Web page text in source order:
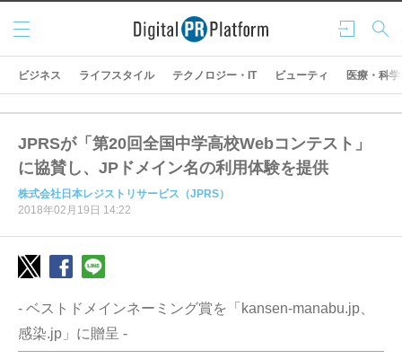
ログ
イン
検索
メニ
ュー
ビジネス ライフスタイル テクノロジー・IT ビューティ 医療・科学
JPRSが「第20回全国中学高校Webコンテスト」
に協賛し、JPドメイン名の利用体験を提供
株式会社日本レジストリサービス（JPRS）
2018年02月19日 14:22
- ベストドメインネーミング賞を「kansen-manabu.jp、
感染.jp」に贈呈 -